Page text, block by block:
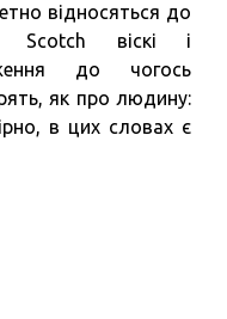
відносяться до
Scotch віскі і
до чогось
як про людину:
в цих словах є